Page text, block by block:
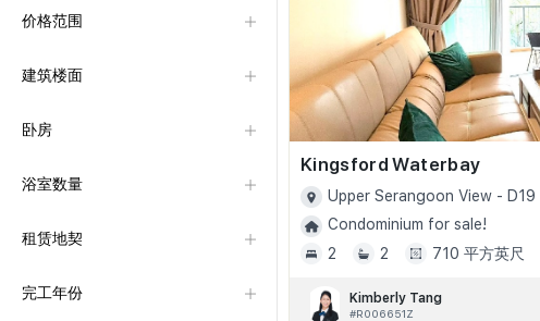
价格范围
建筑楼面
卧房
浴室数量
租赁地契
完工年份
Kingsford Waterbay
Upper Serangoon View - D19
Condominium for sale!
2
2 710 平方英尺
Kimberly Tang
#R006651Z